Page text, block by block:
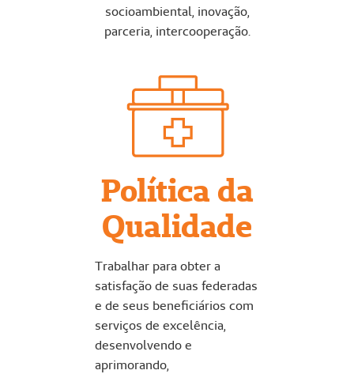
socioambiental, inovação,
parceria, intercooperação.
Política da
Qualidade
Trabalhar para obter a
satisfação de suas federadas
e de seus beneficiários com
serviços de excelência,
desenvolvendo e
aprimorando,